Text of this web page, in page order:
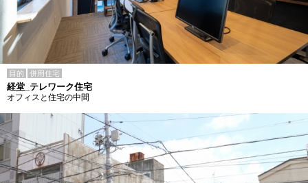
目的 併用住宅
経堂_テレワーク住宅
オフィスと住宅の中間